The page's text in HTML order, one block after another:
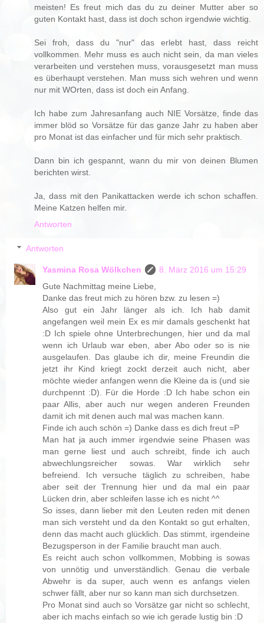
meisten! Es freut mich das du zu deiner Mutter aber so
guten Kontakt hast, dass ist doch schon irgendwie wichtig.
Sei froh, dass du "nur" das erlebt hast, dass reicht
vollkommen. Mehr muss es auch nicht sein, da man vieles
verarbeiten und verstehen muss, vorausgesetzt man muss
es überhaupt verstehen. Man muss sich wehren und wenn
nur mit WOrten, dass ist doch ein Anfang.
Ich habe zum Jahresanfang auch NIE Vorsätze, finde das
immer blöd so Vorsätze für das ganze Jahr zu haben aber
pro Monat ist das einfacher und für mich sehr praktisch.
Dann bin ich gespannt, wann du mir von deinen Blumen
berichten wirst.
Ja, dass mit den Panikattacken werde ich schon schaffen.
Meine Katzen helfen mir.
Antworten
Antworten
Yasmina Rosa Wölkchen
8. März 2016 um 15:29
Gute Nachmittag meine Liebe,
Danke das freut mich zu hören bzw. zu lesen =)
Also gut ein Jahr länger als ich. Ich hab damit
angefangen weil mein Ex es mir damals geschenkt hat
:D Ich spiele ohne Unterbrechungen, hier und da mal
wenn ich Urlaub war eben, aber Abo oder so is nie
ausgelaufen. Das glaube ich dir, meine Freundin die
jetzt ihr Kind kriegt zockt derzeit auch nicht, aber
möchte wieder anfangen wenn die Kleine da is (und sie
durchpennt :D). Für die Horde :D Ich habe schon ein
paar Allis, aber auch nur wegen anderen Freunden
damit ich mit denen auch mal was machen kann.
Finde ich auch schön =) Danke dass es dich freut =P
Man hat ja auch immer irgendwie seine Phasen was
man gerne liest und auch schreibt, finde ich auch
abwechlungsreicher sowas. War wirklich sehr
befreiend. Ich versuche täglich zu schreiben, habe
aber seit der Trennung hier und da mal ein paar
Lücken drin, aber schleifen lasse ich es nicht ^^
So isses, dann lieber mit den Leuten reden mit denen
man sich versteht und da den Kontakt so gut erhalten,
denn das macht auch glücklich. Das stimmt, irgendeine
Bezugsperson in der Familie braucht man auch.
Es reicht auch schon vollkommen, Mobbing is sowas
von unnötig und unverständlich. Genau die verbale
Abwehr is da super, auch wenn es anfangs vielen
schwer fällt, aber nur so kann man sich durchsetzen.
Pro Monat sind auch so Vorsätze gar nicht so schlecht,
aber ich machs einfach so wie ich gerade lustig bin :D